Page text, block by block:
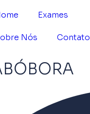
Exames
Nós Contato